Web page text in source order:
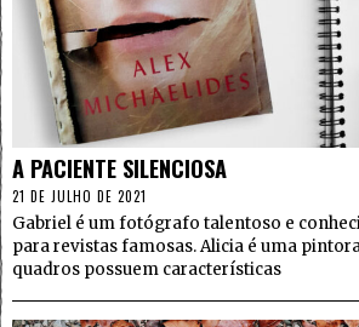
A PACIENTE SILENCIOSA
21 DE JULHO DE 2021
Gabriel é um fotógrafo talentoso e
para revistas famosas. Alicia é uma
quadros possuem características